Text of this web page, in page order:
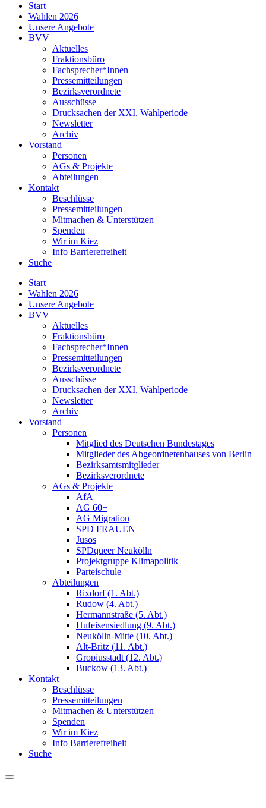
Neukölln
Start
Wahlen 2026
Unsere Angebote
BVV
Aktuelles
Fraktionsbüro
Fachsprecher*Innen
Pressemitteilungen
Bezirksverordnete
Ausschüsse
Drucksachen der XXI. Wahlperiode
Newsletter
Archiv
Vorstand
Personen
AGs & Projekte
Abteilungen
Kontakt
Beschlüsse
Pressemitteilungen
Mitmachen & Unterstützen
Spenden
Wir im Kiez
Info Barrierefreiheit
Suche
Start
Wahlen 2026
Unsere Angebote
BVV
Aktuelles
Fraktionsbüro
Fachsprecher*Innen
Pressemitteilungen
Bezirksverordnete
Ausschüsse
Drucksachen der XXI. Wahlperiode
Newsletter
Archiv
Vorstand
Personen
Mitglied des Deutschen Bundestages
Mitglieder des Abgeordnetenhauses von Berlin
Bezirksamtsmitglieder
Bezirksverordnete
AGs & Projekte
AfA
AG 60+
AG Migration
SPD FRAUEN
Jusos
SPDqueer Neukölln
Projektgruppe Klimapolitik
Parteischule
Abteilungen
Rixdorf (1. Abt.)
Rudow (4. Abt.)
Hermannstraße (5. Abt.)
Hufeisensiedlung (9. Abt.)
Neukölln-Mitte (10. Abt.)
Alt-Britz (11. Abt.)
Gropiusstadt (12. Abt.)
Buckow (13. Abt.)
Kontakt
Beschlüsse
Pressemitteilungen
Mitmachen & Unterstützen
Spenden
Wir im Kiez
Info Barrierefreiheit
Suche
Menu